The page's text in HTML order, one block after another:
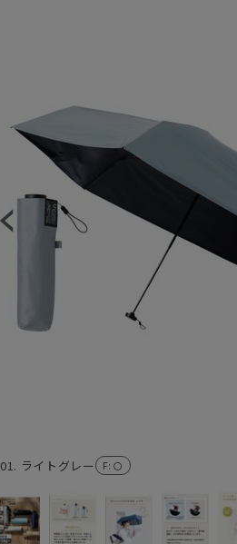
01. ライトグレー F: 〇